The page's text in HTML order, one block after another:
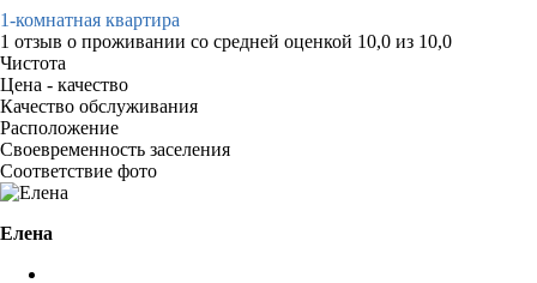
1-комнатная квартира
1 отзыв о проживании со средней оценкой 10,0 из 10,0
Чистота
Цена - качество
Качество обслуживания
Расположение
Своевременность заселения
Соответствие фото
Елена